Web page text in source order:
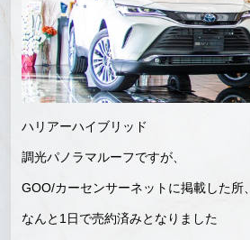
ハリアーハイブリッド
調光パノラマルーフですが、
GOO/カーセンサーネットに掲載した所、
なんと1日で売約済みとなりました